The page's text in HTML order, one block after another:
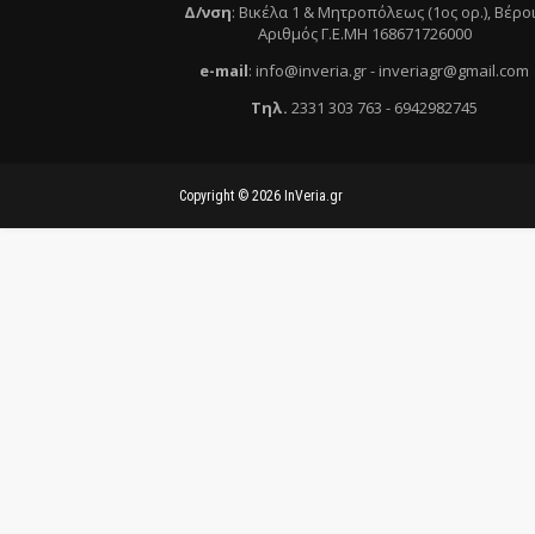
Δ/νση: Βικέλα 1 & Μητροπόλεως (1ος ορ.),
Αριθμός Γ.Ε.ΜΗ 168671726000
e-mail: info@inveria.gr- inveriagr@gmail.com
Τηλ. 2331 303 763 - 6942982745
Copyright © 2026 InVeria.gr